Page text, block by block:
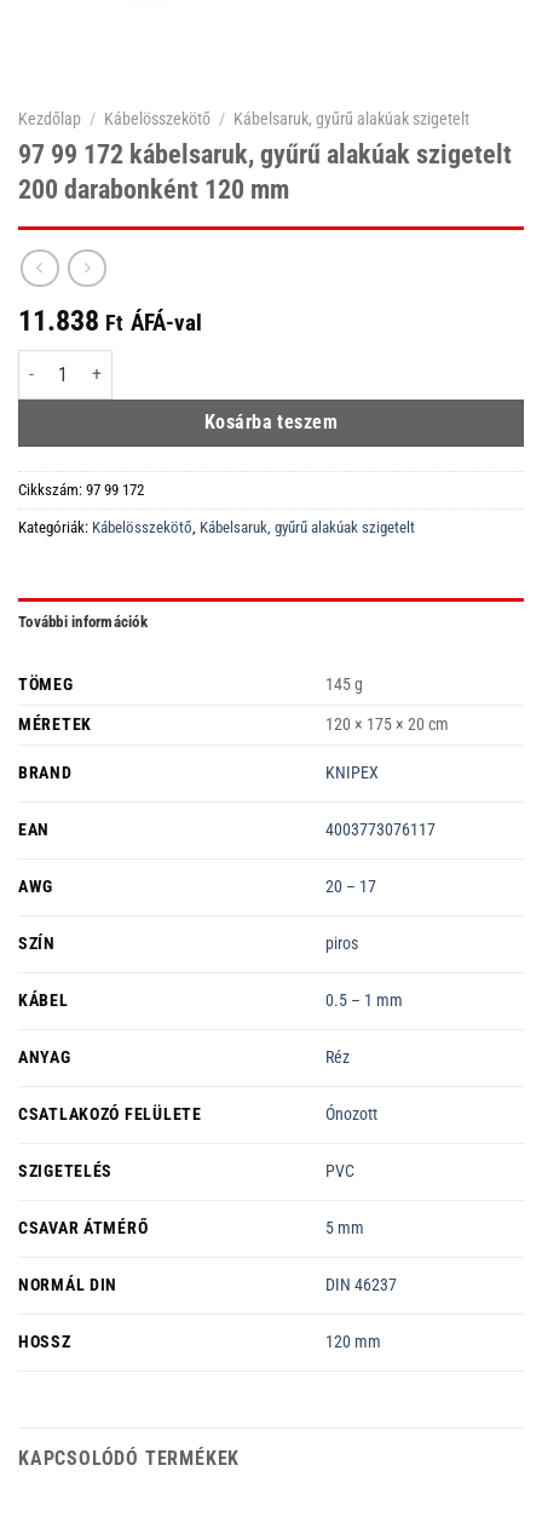
Kezdőlap / Kábelösszekötő / Kábelsaruk, gyűrű alakúak szigetelt
97 99 172 kábelsaruk, gyűrű alakúak szigetelt
200 darabonként 120 mm
11.838 Ft ÁFÁ-val
97 99 172 kábelsaruk, gyűrű alakúak szigetelt 200 darabonként 120 mm
Kosárba teszem
Cikkszám: 97 99 172
Kategóriák: Kábelösszekötő, Kábelsaruk, gyűrű alakúak szigetelt
További információk
TÖMEG
145 g
MÉRETEK
120 × 175 × 20 cm
BRAND KNIPEX
EAN 4003773076117
AWG 20 – 17
SZÍN piros
KÁBEL 0.5 – 1 mm
ANYAG Réz
CSATLAKOZÓ FELÜLETE Ónozott
SZIGETELÉS PVC
CSAVAR ÁTMÉRŐ 5 mm
NORMÁL DIN DIN 46237
HOSSZ 120 mm
KAPCSOLÓDÓ TERMÉKEK